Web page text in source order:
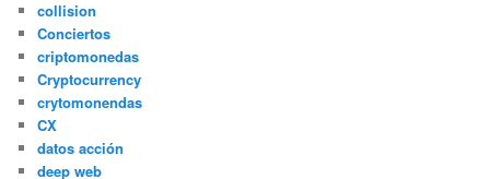
collision
Conciertos
criptomonedas
Cryptocurrency
crytomonendas
CX
datos acción
deep web